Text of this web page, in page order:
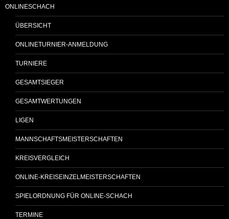
ONLINESCHACH
ÜBERSICHT
ONLINETURNIER-ANMELDUNG
TURNIERE
GESAMTSIEGER
GESAMTWERTUNGEN
LIGEN
MANNSCHAFTSMEISTERSCHAFTEN
KREISVERGLEICH
ONLINE-KREISEINZELMEISTERSCHAFTEN
SPIELORDNUNG FÜR ONLINE-SCHACH
TERMINE